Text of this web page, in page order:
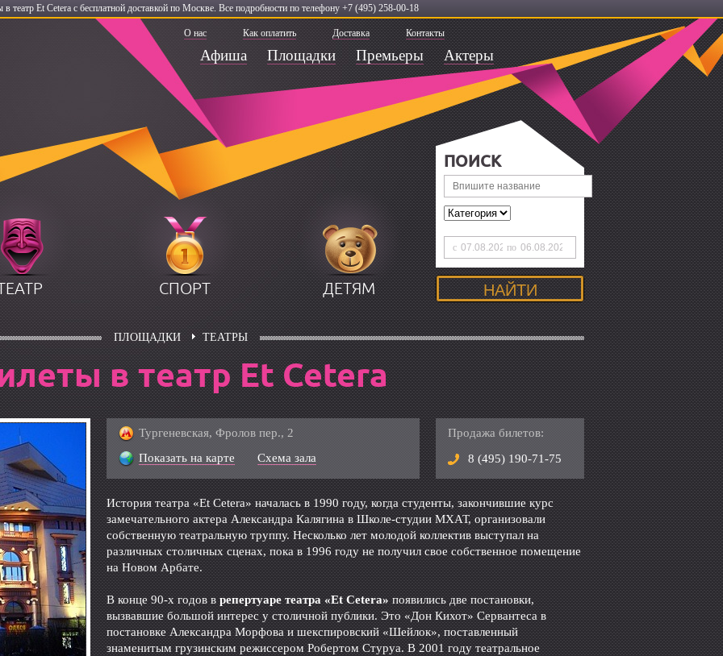
в театр Et Cetera с бесплатной доставкой по Москве. Все подробности по телефону +7 (495) 258-00-18
О нас Как оплатить Доставка Контакты
Афиша Площадки Премьеры Актеры
СПОРТ ДЕТЯМ
ПОИСК
с по
ПЛОЩАДКИ ТЕАТРЫ
в театр Et Cetera
Тургеневская, Фролов пер., 2
Показать на карте
Схема зала
Продажа билетов:
8 (495) 190-71-75
История театра «Et Cetera» началась в 1990 году, когда студенты, закончившие курс
замечательного актера Александра Калягина в Школе-студии МХАТ, организовали
собственную театральную труппу. Несколько лет молодой коллектив выступал на
различных столичных сценах, пока в 1996 году не получил свое собственное помещение
на Новом Арбате.
В конце 90-х годов врепертуаре театра «Et Cetera»появились две постановки,
вызвавшие большой интерес у столичной публики. Это «Дон Кихот» Сервантеса в
постановке Александра Морфова и шекспировский «Шейлок», поставленный
знаменитым грузинским режиссером Робертом Стуруа. В 2001 году театральное